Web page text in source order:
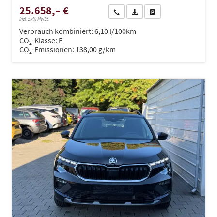
25.658,– €
incl. 19% MwSt.
Wir rufen Sie anPDF-Datei, Fahrzeugexposé
Verbrauch kombiniert: 6,10 l/100km
CO2-Klasse: E
CO2-Emissionen: 138,00 g/km